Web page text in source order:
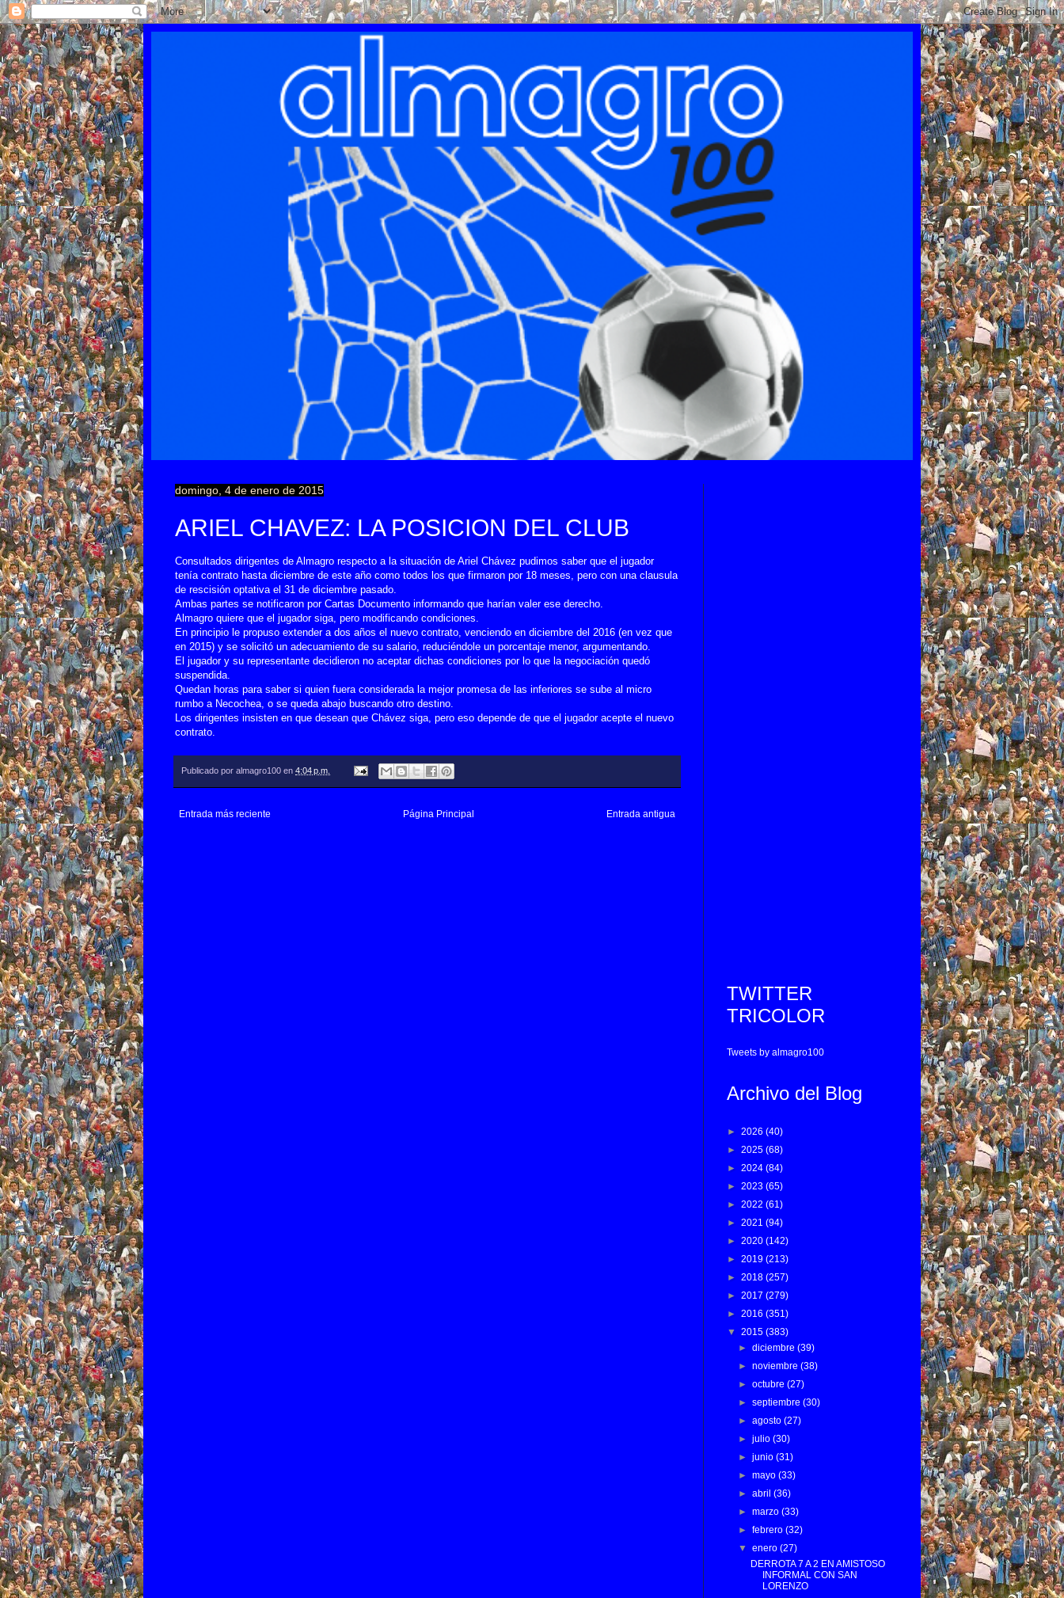
domingo, 4 de enero de 2015
ARIEL CHAVEZ: LA POSICION DEL CLUB
Consultados dirigentes de Almagro respecto a la situación de Ariel Chávez pudimos saber que el jugador
tenía contrato hasta diciembre de este año como todos los que firmaron por 18 meses, pero con una clausula
de rescisión optativa el 31 de diciembre pasado.
Ambas partes se notificaron por Cartas Documento informando que harían valer ese derecho.
Almagro quiere que el jugador siga, pero modificando condiciones.
En principio le propuso extender a dos años el nuevo contrato, venciendo en diciembre del 2016 (en vez que
en 2015) y se solicitó un adecuamiento de su salario, reduciéndole un porcentaje menor, argumentando.
El jugador y su representante decidieron no aceptar dichas condiciones por lo que la negociación quedó
suspendida.
Quedan horas para saber si quien fuera considerada la mejor promesa de las inferiores se sube al micro
rumbo a Necochea, o se queda abajo buscando otro destino.
Los dirigentes insisten en que desean que Chávez siga, pero eso depende de que el jugador acepte el nuevo
contrato.
Publicado por almagro100 en 4:04 p.m.
Entrada más reciente Entrada antigua
Página Principal
TWITTER
TRICOLOR
Tweets by almagro100
Archivo del Blog
► 2026 (40)
► 2025 (68)
► 2024 (84)
► 2023 (65)
► 2022 (61)
► 2021 (94)
► 2020 (142)
► 2019 (213)
► 2018 (257)
► 2017 (279)
► 2016 (351)
▼ 2015 (383)
►diciembre(39)
►noviembre(38)
►octubre(27)
►septiembre(30)
►agosto(27)
►julio(30)
►junio(31)
►mayo(33)
►abril(36)
►marzo(33)
►febrero(32)
▼enero(27)
DERROTA 7 A 2 EN AMISTOSO
INFORMAL CON SAN
LORENZO